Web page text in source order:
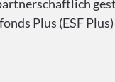
Plus (ESF